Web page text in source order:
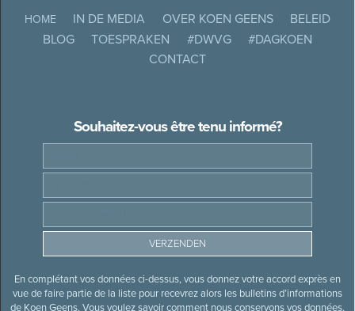
HOME IN DE MEDIA OVER KOEN GEENS
BELEID
BLOG
TOESPRAKEN #DWVG
#DAGKOEN
CONTACT
Souhaitez-vous être tenu informé?
En complétant vos données ci-dessus, vous donnez votre accord exprès en
vue de faire partie de la liste pour recevrez alors les bulletins d’informations
de Koen Geens. Vous voulez savoir comment nous conservons vos données,